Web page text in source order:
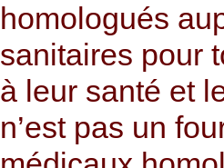
homologués
sanitaires pour
à leur santé et
n’est pas un